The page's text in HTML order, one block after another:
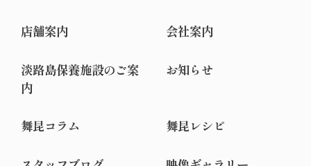
店舗案内 会社案内
淡路島保養施設のご案
内
お知らせ
舞昆コラム 舞昆レシピ